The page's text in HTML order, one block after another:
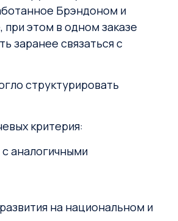
Брэндоном и
при этом в одном заказе
заранее связаться с
структурировать
критерия:
аналогичными
на национальном и